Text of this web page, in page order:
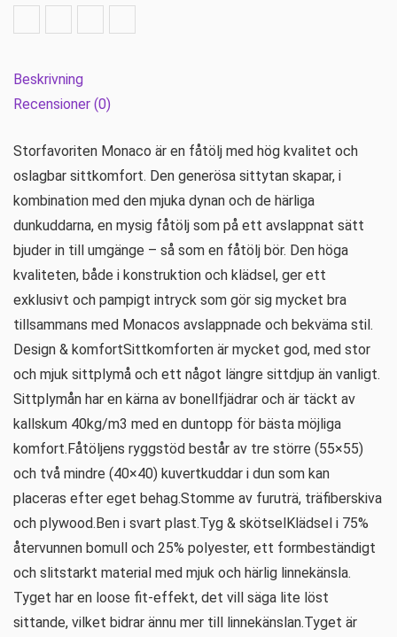
Beskrivning
Recensioner (0)
Storfavoriten Monaco är en fåtölj med hög kvalitet och
oslagbar sittkomfort. Den generösa sittytan skapar, i
kombination med den mjuka dynan och de härliga
dunkuddarna, en mysig fåtölj som på ett avslappnat sätt
bjuder in till umgänge – så som en fåtölj bör. Den höga
kvaliteten, både i konstruktion och klädsel, ger ett
exklusivt och pampigt intryck som gör sig mycket bra
tillsammans med Monacos avslappnade och bekväma stil.
Design & komfortSittkomforten är mycket god, med stor
och mjuk sittplymå och ett något längre sittdjup än vanligt.
Sittplymån har en kärna av bonellfjädrar och är täckt av
kallskum 40kg/m3 med en duntopp för bästa möjliga
komfort.Fåtöljens ryggstöd består av tre större (55×55)
och två mindre (40×40) kuvertkuddar i dun som kan
placeras efter eget behag.Stomme av furuträ, träfiberskiva
och plywood.Ben i svart plast.Tyg & skötselKlädsel i 75%
återvunnen bomull och 25% polyester, ett formbeständigt
och slitstarkt material med mjuk och härlig linnekänsla.
Tyget har en loose fit-effekt, det vill säga lite löst
sittande, vilket bidrar ännu mer till linnekänslan.Tyget är